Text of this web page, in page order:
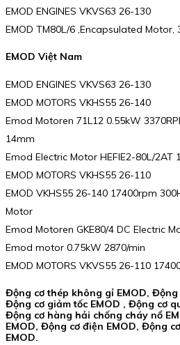
EMOD ENGINES VKVS63 26-130
EMOD TM80L/6 ,Encapsulated Motor,
EMOD Việt Nam
EMOD ENGINES VKVS63 26-130
EMOD MOTORS VKHS55 26-140
Emod Motoren 71L12 0.55kW
14mm
Emod Electric Motor HEFIE2-80L/
EMOD MOTORS VKHS55 26-110
EMOD VKHS55 26-140 17400rpm
Motor
Emod Motoren GKE80/4 DC Electric
Emod motor 0.75kW 2870/min
EMOD MOTORS VKVS55 26-110
Động cơ thép không gỉ EMOD,
Động cơ giảm tốc EMOD , Động cơ
Động cơ hàng hải chống cháy nổ
EMOD, Động cơ điện EMOD, Động
EMOD.